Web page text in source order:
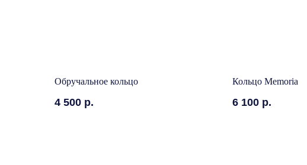
Обручальное кольцо
4 500 р.
Кольцо Memoria
6 100 р.